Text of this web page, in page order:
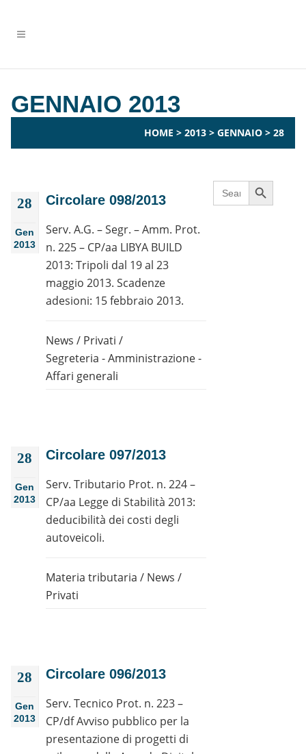
GENNAIO 2013
HOME > 2013 > GENNAIO > 28
28
Gen
2013
Circolare 098/2013
Serv. A.G. – Segr. – Amm. Prot.
n. 225 – CP/aa LIBYA BUILD
2013: Tripoli dal 19 al 23
maggio 2013. Scadenze
adesioni: 15 febbraio 2013.
News / Privati /
Segreteria - Amministrazione -
Affari generali
28
Gen
2013
Circolare 097/2013
Serv. Tributario Prot. n. 224 –
CP/aa Legge di Stabilità 2013:
deducibilità dei costi degli
autoveicoli.
Materia tributaria / News /
Privati
28
Gen
2013
Circolare 096/2013
Serv. Tecnico Prot. n. 223 –
CP/df Avviso pubblico per la
presentazione di progetti di
Search
for:
Search Button